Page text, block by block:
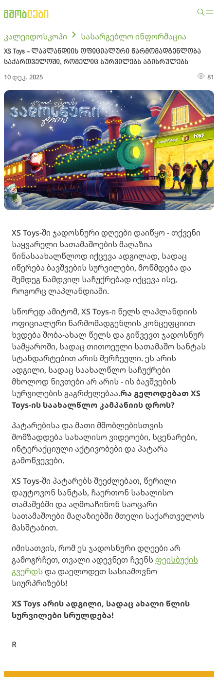
კალეიდოსკოპი სასარგებლო ინფორმაცია
XS Toys - ლაპლანდიის ოფიციალური წარმომადგენლობა
საქართველოში, რომელიც სურვილებს აგისრულებს
10 დეკ. 2025 81
XS Toys-ში ჯადოსნური დღეები დაიწყო - თქვენი
საყვარელი სათამაშოების მაღაზია
წინასაახალწლოდ იქცევა ადგილად, სადაც
იწერება ბავშვების სურვილები, მოწმდება და
შემდეგ ნამდვილ საჩუქრებად იქცევა ისე,
როგორც ლაპლანდიაში.
სწორედ ამიტომ, XS Toys-ი წელს ლაპლანდიის
ოფიციალური წარმომადგენლის კონცეფციით
ხვდება შობა-ახალ წელს და გიწვევთ ჯადოსნურ
სამყაროში, სადაც თითოეული სათამაშო სანტას
სტანდარტებით არის შერჩეული. ეს არის
ადგილი, სადაც საახალწლო საჩუქრები
მხოლოდ ნივთები არ არის - ის ბავშვების
სურვილების გაგრძელებაა.რა გელოდებათ XS
Toys-ის საახალწლო კამპანიის დროს?
პატარებისა და მათი მშობლებისთვის
მომზადდება სახალისო ვიდეოები, სცენარები,
ინტერაქციული აქტივობები და პატარა
გამოწვევები.
XS Toys-ში პატარებს შეეძლებათ, წერილი
დაუტოვონ სანტას, ჩაერთონ სახალისო
თამაშებში და აღმოაჩინონ საოცარი
სათამაშოები მაღაზიებში მთელი საქართველოს
მასშტაბით.
იმისათვის, რომ ეს ჯადოსნური დღეები არ
გამოგრჩეთ, თვალი ადევნეთ ჩვენს ფეისბუქის
გვერდს და დაელოდეთ სასიამოვნო
სიურპრიზებს!
XS Toys არის ადგილი, სადაც ახალი წლის
სურვილები სრულდება!
R